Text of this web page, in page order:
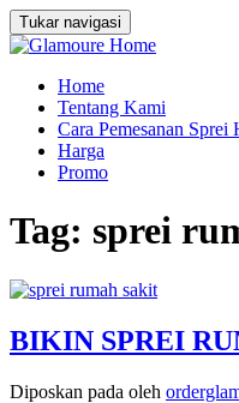
Tukar navigasi
Home
Tentang Kami
Cara Pemesanan
Harga
Promo
Tag: sprei
BIKIN SPREI
Diposkan pada oleh